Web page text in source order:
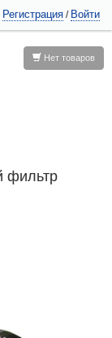
Регистрация / Войти
Нет товаров
фильтр